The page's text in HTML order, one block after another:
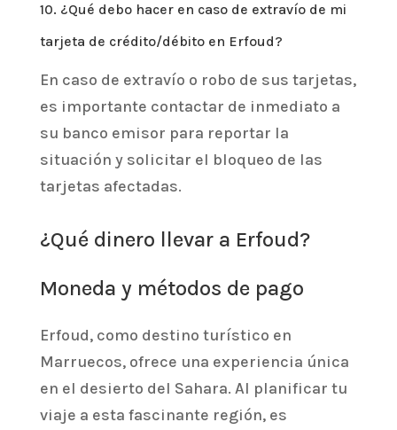
10. ¿Qué debo hacer en caso de extravío de mi
tarjeta de crédito/débito en Erfoud?
En caso de extravío o robo de sus tarjetas,
es importante contactar de inmediato a
su banco emisor para reportar la
situación y solicitar el bloqueo de las
tarjetas afectadas.
¿Qué dinero llevar a Erfoud?
Moneda y métodos de pago
Erfoud, como destino turístico en
Marruecos, ofrece una experiencia única
en el desierto del Sahara. Al planificar tu
viaje a esta fascinante región, es